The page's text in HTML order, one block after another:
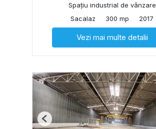
Spațiu industrial de vânzare
Sacalaz
300 mp 2017
Vezi mai multe detalii
Previous